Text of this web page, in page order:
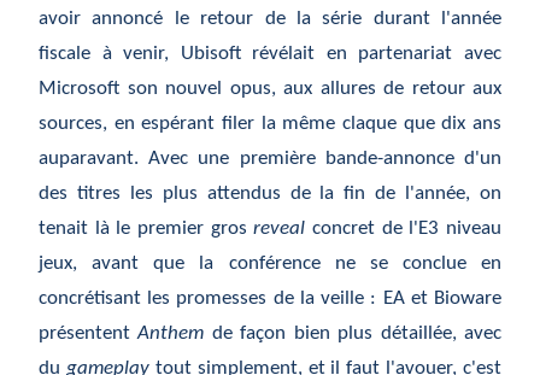
avoir annoncé le retour de la série durant l'année
fiscale à venir, Ubisoft révélait en partenariat avec
Microsoft son nouvel opus, aux allures de retour aux
sources, en espérant filer la même claque que dix ans
auparavant. Avec une première bande-annonce d'un
des titres les plus attendus de la fin de l'année, on
tenait là le premier grosreveal concret de l'E3 niveau
jeux, avant que la conférence ne se conclue en
concrétisant les promesses de la veille : EA et Bioware
présententAnthem de façon bien plus détaillée, avec
du gameplaytout simplement, et il faut l'avouer, c'est